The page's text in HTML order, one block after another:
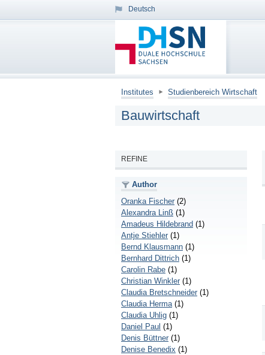
Deutsch
Institutes Studienbereich Wirtschaft
Bauwirtschaft
REFINE
Author
Oranka Fischer(2)
Alexandra Linß (1)
Amadeus Hildebrand (1)
Antje Stiehler (1)
Bernd Klausmann (1)
Bernhard Dittrich (1)
Carolin Rabe (1)
Christian Winkler (1)
Claudia Bretschneider (1)
Claudia Herma (1)
Claudia Uhlig (1)
Daniel Paul (1)
Denis Büttner (1)
Denise Benedix (1)